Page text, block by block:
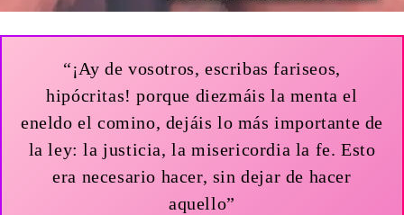
“¡Ay de vosotros, escribas fariseos,
hipócritas! porque diezmáis la menta el
eneldo el comino, dejáis lo más importante de
la ley: la justicia, la misericordia la fe. Esto
era necesario hacer, sin dejar de hacer
aquello”